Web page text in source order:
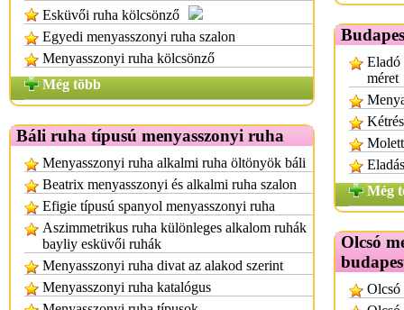
Esküvői ruha kölcsönző
Egyedi menyasszonyi ruha szalon
Menyasszonyi ruha kölcsönző
Még több
Báli ruha típusú menyasszonyi ruha
Menyasszonyi ruha alkalmi ruha öltönyök báli
Beatrix menyasszonyi és alkalmi ruha szalon
Efigie típusú spanyol menyasszonyi ruha
Aszimmetrikus ruha különleges alkalom ruhák
bayliy esküvői ruhák
Menyasszonyi ruha divat az alakod szerint
Menyasszonyi ruha katalógus
Eladó
méret
Még
Olcsó
Olcsó